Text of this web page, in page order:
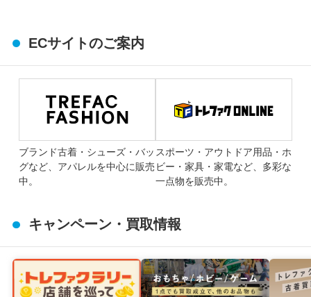
ECサイトのご案内
ブランド古着・シューズ・バッ
グなど、アパレルを中心に販売
中。
スポーツ・アウトドア用品・ホ
ビー・家具・家電など、多彩な
一点物を販売中。
キャンペーン・買取情報